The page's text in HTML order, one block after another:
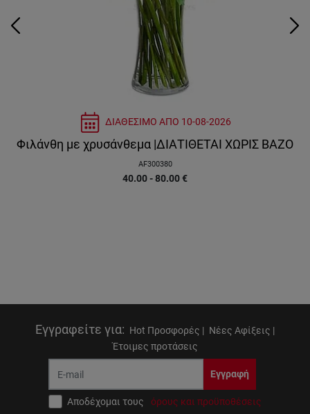
ΔΙΑΘΕΣΙΜΟ ΑΠΟ 10-08-2026
Φιλάνθη με χρυσάνθεμα |ΔΙΑΤΙΘΕΤΑΙ ΧΩΡΙΣ ΒΑΖΟ
AF300380
40.00 - 80.00€
Εγγραφείτε για: Hot Προσφορές | Νέες Αφίξεις |
Έτοιμες προτάσεις
Εγγραφή
Αποδέχομαι τους όρους και προϋποθέσεις